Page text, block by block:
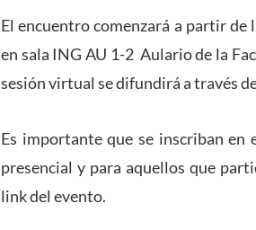
El encuentro comenzará a partir de
en sala ING AU 1-2 Aulario de la
sesión virtual se difundirá a través
Es importante que se inscriban en
presencial y para aquellos que
link del evento.